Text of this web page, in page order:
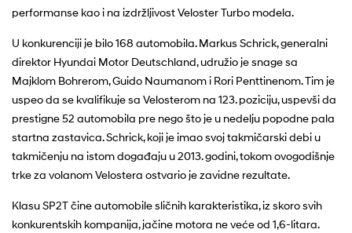
performanse kao i na izdržljivost Veloster Turbo modela.
U konkurenciji je bilo 168 automobila. Markus Schrick, generalni
direktor Hyundai Motor Deutschland, udružio je snage sa
Majklom Bohrerom, Guido Naumanom i Rori Penttinenom. Tim je
uspeo da se kvalifikuje sa Velosterom na 123. poziciju, uspevši da
prestigne 52 automobila pre nego što je u nedelju popodne pala
startna zastavica. Schrick, koji je imao svoj takmičarski debi u
takmičenju na istom događaju u 2013. godini, tokom ovogodišnje
trke za volanom Velostera ostvario je zavidne rezultate.
Klasu SP2T čine automobile sličnih karakteristika, iz skoro svih
konkurentskih kompanija, jačine motora ne veće od 1,6-litara.